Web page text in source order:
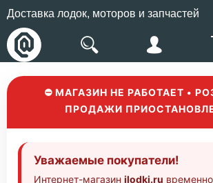
Доставка лодок, моторов и запчастей
⛔ МАГАЗИН НЕ РАБОТАЕТ •
ПРОДАЖИ
Уважаемые покупатели!
Интернет-магазин ilodki.ru